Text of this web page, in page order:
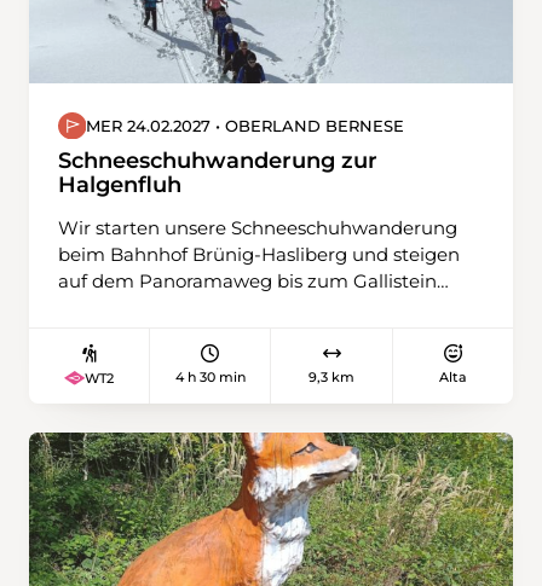
MER 24.02.2027 • OBERLAND BERNESE
Schneeschuhwanderung zur
Halgenfluh
Wir starten unsere Schneeschuhwanderung
beim Bahnhof Brünig-Hasliberg und steigen
auf dem Panoramaweg bis zum Gallistein
zugleich steilsten Streckenabschnitt hinauf
zum Tschorren, der militärischen
einem alten Grenzweg zwischen Obwalden
und dem Haslital hinauf zur Halgenfluh, die in
den Karten als Halgenflüö bezeichnet ist. Dort
geniessen wir eine schöne Aussicht Richtung
Haslital. Nach der Mittagsrast geht es, mit Blick
nach Obwalden, nur noch abwärts via
WT2 4 h 30 min 9,3 km Alta